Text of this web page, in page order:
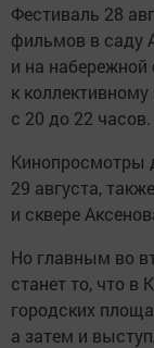
Фестиваль 28
фильмов в саду
и на набережной
к
с 20 до 22 часов.
Кинопросмотры
29 августа,
и сквере
Но главным во
станет то, что в
городских
а затем и